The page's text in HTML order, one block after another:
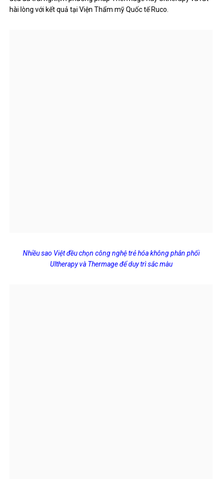
hài lòng với kết quả tại Viện Thẩm mỹ Quốc tế Ruco.
Nhiều sao Việt đều chọn công nghệ trẻ hóa không phân phối
Ultherapy và Thermage để duy trì sắc màu